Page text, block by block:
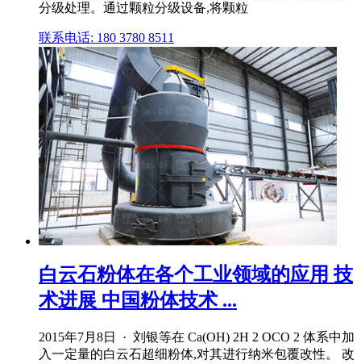
分级处理。通过颗粒分级设备,将颗粒
联系电话: 180 3780 8511
白云石粉体在各个工业领域的应用 技
术进展 中国粉体技术 ...
2015年7月8日 · 刘银等在 Ca(OH) 2H 2 OCO 2 体系中加
入一定量的白云石超细粉体,对其进行纳米包覆改性。 改